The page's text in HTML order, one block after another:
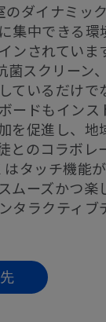
のダイナミッ
集中できる
ンされていま
菌スクリーン
ているだけで
ードもインス
を促進し、地
とのコラボレ
はタッチ機能
ムーズかつ楽
タラクティブ